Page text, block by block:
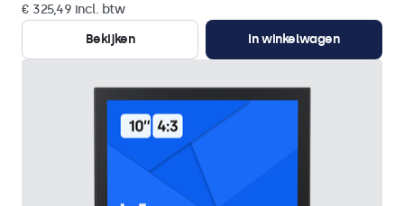
€ 325,49 incl. btw
Bekijken
In winkelwagen